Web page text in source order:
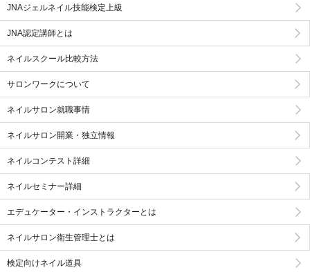
JNAジェルネイル技能検定上級
JNA認定講師とは
ネイルスクール比較方法
サロンワークについて
ネイルサロン就職事情
ネイルサロン開業・独立情報
ネイルコンテスト詳細
ネイルセミナー詳細
エデュケーター・インストラクターとは
ネイルサロン衛生管理士とは
検定向けネイル道具